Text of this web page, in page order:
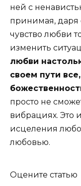
ней с
принимая, даря
чувство любви
изменить
любви
своем пути
просто не
вибрациях. Это
исцеления
любовью.
Оцените статью